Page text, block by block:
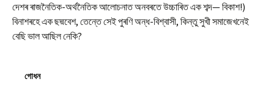
দেশৰ ৰাজনৈতিক-অর্থনৈতিক আলোচনাত অনবৰতে উচ্চাৰিত এক শব্দ— বিকাশ!)
বিনাশৰহে এক ছদ্মবেশ, তেন্তে সেই পুৰণি অন্ধ-বিশ্বাসী, কিন্তু সুখী সমাজেখনেই
বেছি ভাল আছিল নেকি?
গোধন